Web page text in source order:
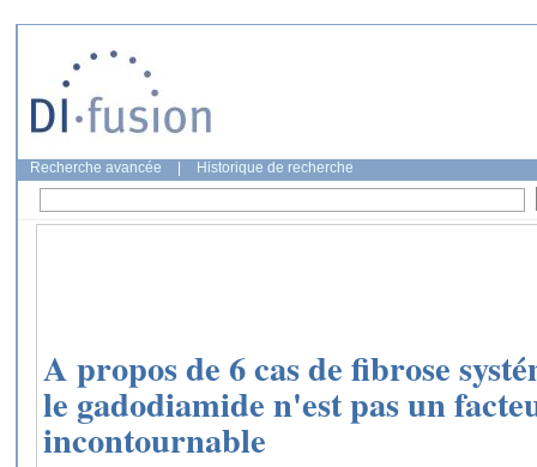
Recherche avancée Historique de recherche
A propos de 6 cas de fibrose
le gadodiamide n'est pas un
incontournable